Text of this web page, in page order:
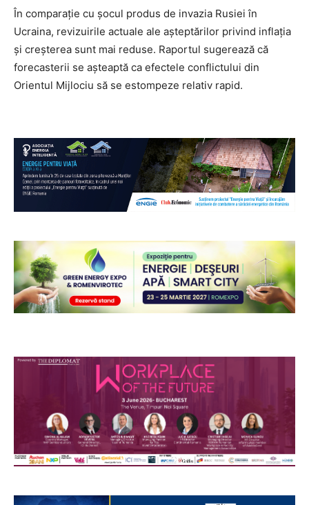
În comparație cu șocul produs de invazia Rusiei în
Ucraina, revizuirile actuale ale așteptărilor privind inflația
și creșterea sunt mai reduse. Raportul sugerează că
forecasterii se așteaptă ca efectele conflictului din
Orientul Mijlociu să se estompeze relativ rapid.